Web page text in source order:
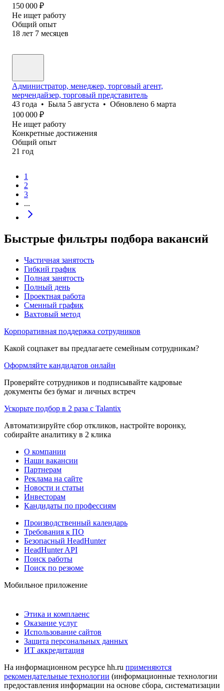
150 000 ₽
Не ищет работу
Общий опыт
18 лет 7 месяцев
Администратор, менеджер, торговый агент,
мерчендайзер, торговый представитель
43 года • Была 5 августа • Обновлено 6 марта
100 000 ₽
Не ищет работу
Конкретные достижения
Общий опыт
21 год
1
2
3
...
Быстрые фильтры подбора вакансий
Частичная занятость
Гибкий график
Полная занятость
Полный день
Проектная работа
Сменный график
Вахтовый метод
Корпоративная поддержка сотрудников
Какой соцпакет вы предлагаете семейным сотрудникам?
Оформляйте кандидатов онлайн
Проверяйте сотрудников и подписывайте кадровые
документы без бумаг и личных встреч
Ускорьте подбор в 2 раза с Talantix
Автоматизируйте сбор откликов, настройте воронку,
собирайте аналитику в 2 клика
О компании
Наши вакансии
Партнерам
Реклама на сайте
Новости и статьи
Инвесторам
Кандидаты по профессиям
Производственный календарь
Требования к ПО
Безопасный HeadHunter
HeadHunter API
Поиск работы
Поиск по резюме
Мобильное приложение
Этика и комплаенс
Оказание услуг
Использование сайтов
Защита персональных данных
ИТ аккредитация
На информационном ресурсе hh.ru применяются
рекомендательные технологии (информационные технологии
предоставления информации на основе сбора, систематизации